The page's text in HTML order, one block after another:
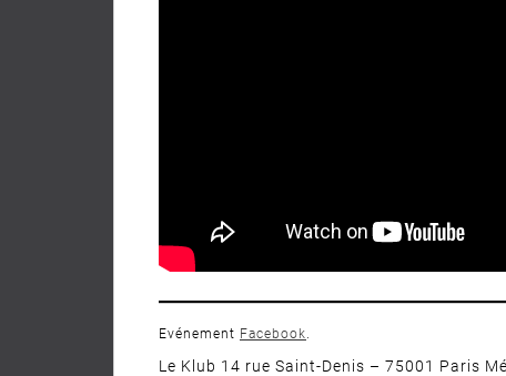
Evénement Facebook
Le Klub 14 rue Saint-Denis – 75001 Paris